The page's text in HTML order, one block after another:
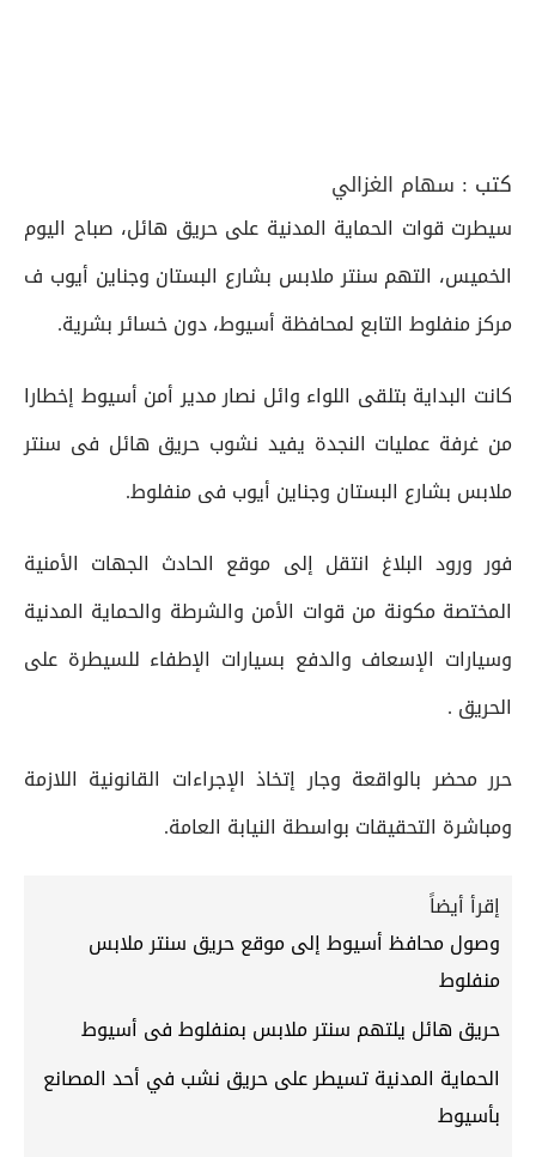
كتب : سهام الغزالي
سيطرت قوات الحماية المدنية على حريق هائل، صباح اليوم
الخميس، التهم سنتر ملابس بشارع البستان وجناين أيوب ف
مركز منفلوط التابع لمحافظة أسيوط، دون خسائر بشرية.
كانت البداية بتلقى اللواء وائل نصار مدير أمن أسيوط إخطارا
من غرفة عمليات النجدة يفيد نشوب حريق هائل فى سنتر
ملابس بشارع البستان وجناين أيوب فى منفلوط.
فور ورود البلاغ انتقل إلى موقع الحادث الجهات الأمنية
المختصة مكونة من قوات الأمن والشرطة والحماية المدنية
وسيارات الإسعاف والدفع بسيارات الإطفاء للسيطرة على
الحريق .
حرر محضر بالواقعة وجار إتخاذ الإجراءات القانونية اللازمة
ومباشرة التحقيقات بواسطة النيابة العامة.
إقرأ أيضاً
وصول محافظ أسيوط إلى موقع حريق سنتر ملابس
منفلوط
حريق هائل يلتهم سنتر ملابس بمنفلوط فى أسيوط
الحماية المدنية تسيطر على حريق نشب في أحد المصانع
بأسيوط